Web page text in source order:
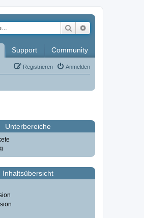
Suche
Support Community
Anmelden
Registrieren
Unterbereiche
Inhaltsübersicht